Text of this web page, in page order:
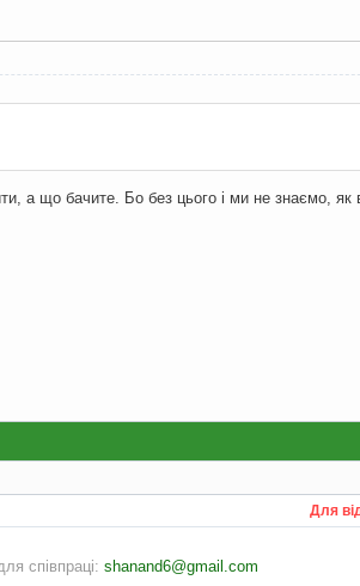
а що бачите. Бо без цього і ми не знаємо,
Для
співпраці: shanand6@gmail.com